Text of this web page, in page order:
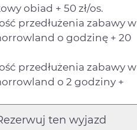
obiad + 50 zł/os.
przedłużenia zabawy w
o godzinę + 20
przedłużenia zabawy w
o 2 godziny +
ten wyjazd